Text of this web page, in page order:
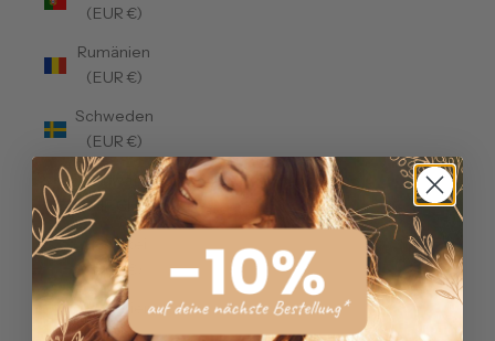
(EUR €)
Rumänien
(EUR €)
Schweden
(EUR €)
Schweiz
(CHF CHF)
Slowakei
(EUR €)
Slowenien
(EUR €)